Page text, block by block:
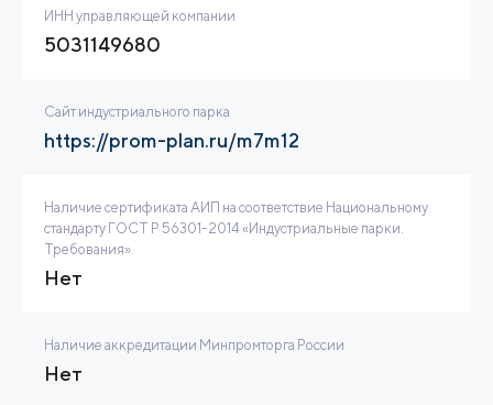
ИНН управляющей компании
5031149680
Сайт индустриального парка
https://prom-plan.ru/m7m12
Наличие сертификата АИП на соответствие Национальному
стандарту ГОСТ Р 56301-2014 «Индустриальные парки.
Требования»
Нет
Наличие аккредитации Минпромторга России
Нет